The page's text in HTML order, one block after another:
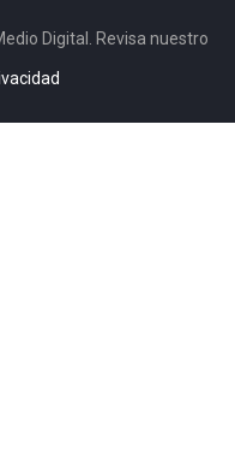
Digital. Revisa nuestro